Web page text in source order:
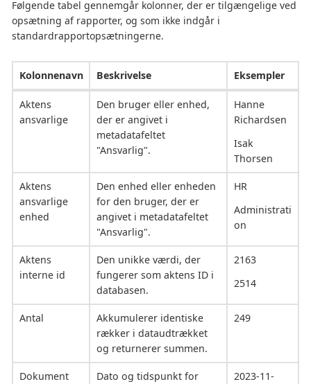
Følgende tabel gennemgår kolonner, der er tilgængelige ved
opsætning af rapporter, og som ikke indgår i
standardrapportopsætningerne.
Kolonnenavn Beskrivelse Eksempler
Aktens
ansvarlige
Den bruger eller enhed,
der er angivet i
metadatafeltet
"Ansvarlig".
Hanne
Richardsen
Isak
Thorsen
Aktens
ansvarlige
enhed
Den enhed eller enheden
for den bruger, der er
angivet i metadatafeltet
"Ansvarlig".
HR
Administrati
on
Aktens
interne id
Den unikke værdi, der
fungerer som aktens ID i
databasen.
2163
2514
Antal
Akkumulerer identiske
rækker i dataudtrækket
og returnerer summen.
249
Dokument
Dato og tidspunkt for
2023-11-